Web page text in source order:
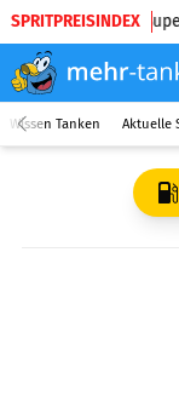
SPRITPREISINDEX
Diesel
Wissen Tanken Aktuelle